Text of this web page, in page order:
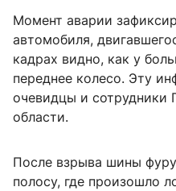
Момент аварии
автомобиля,
кадрах видно, как у
переднее колесо. Эту
очевидцы и
области.
После взрыва шины
полосу, где произошло